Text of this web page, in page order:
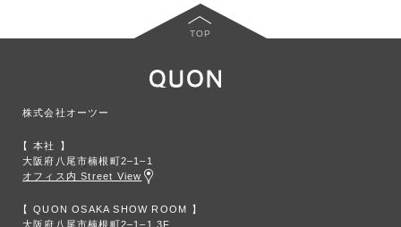
TOP
株式会社オーツー
本社
大阪府八尾市楠根町2‒1‒1
オフィス内 Street View
QUON OSAKA SHOW ROOM
大阪府八尾市楠根町2‒1‒1 3F